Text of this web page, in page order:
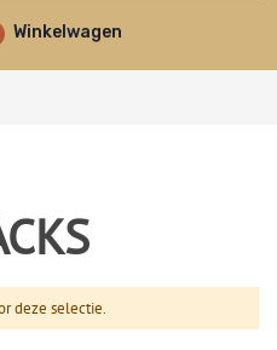
Winkelwagen
deze selectie.